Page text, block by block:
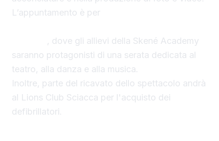
L’appuntamento è per
, dove gli allievi della Skené Academy
saranno protagonisti di una serata dedicata al
teatro, alla danza e alla musica.
Inoltre, parte del ricavato dello spettacolo andrà
al Lions Club Sciacca per l'acquisto dei
defibrillatori.